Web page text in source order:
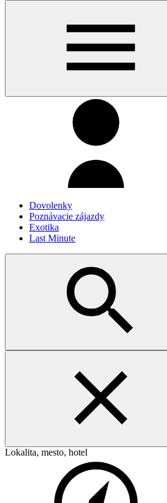
Dovolenky
Poznávacie zájazdy
Exotika
Last Minute
Lokalita, mesto, hotel